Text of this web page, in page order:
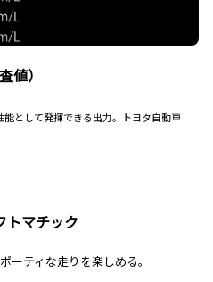
値）
として発揮できる出力。トヨタ自動車
トマチック
ーティな走りを楽しめる。